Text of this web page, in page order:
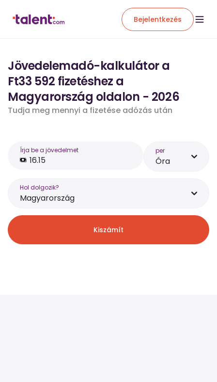
Bejelentkezés
Jövedelemadó-kalkulátor a
Ft33 592 fizetéshez a
Magyarország oldalon - 2026
Tudja meg mennyi a fizetése adózás után
Írja be a jövedelmet per
Óra
Hol dolgozik?
Magyarország
Kiszámít